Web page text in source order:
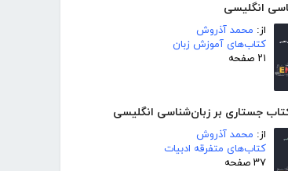
انگلیسی
از: محمد آذروش
کتاب‌های آموزش زبان
۲۱ صفحه
کتاب جستاری بر زبان‌شناسی انگلیسی
از: محمد آذروش
کتاب‌های متفرقه ادبیات
۳۷ صفحه